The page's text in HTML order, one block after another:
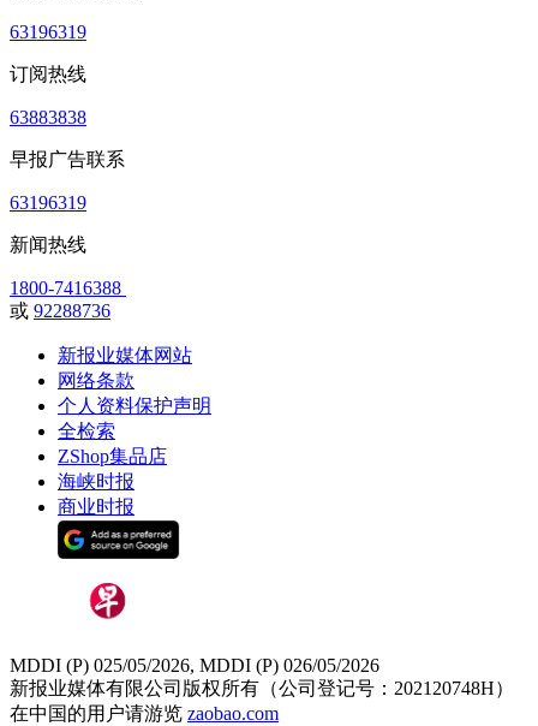
63196319
订阅热线
63883838
早报广告联系
63196319
新闻热线
1800-7416388
或 92288736
新报业媒体网站
网络条款
个人资料保护声明
全检索
ZShop集品店
海峡时报
商业时报
MDDI (P) 025/05/2026, MDDI (P) 026/05/2026
新报业媒体有限公司版权所有（公司登记号：202120748H）
在中国的用户请游览 zaobao.com